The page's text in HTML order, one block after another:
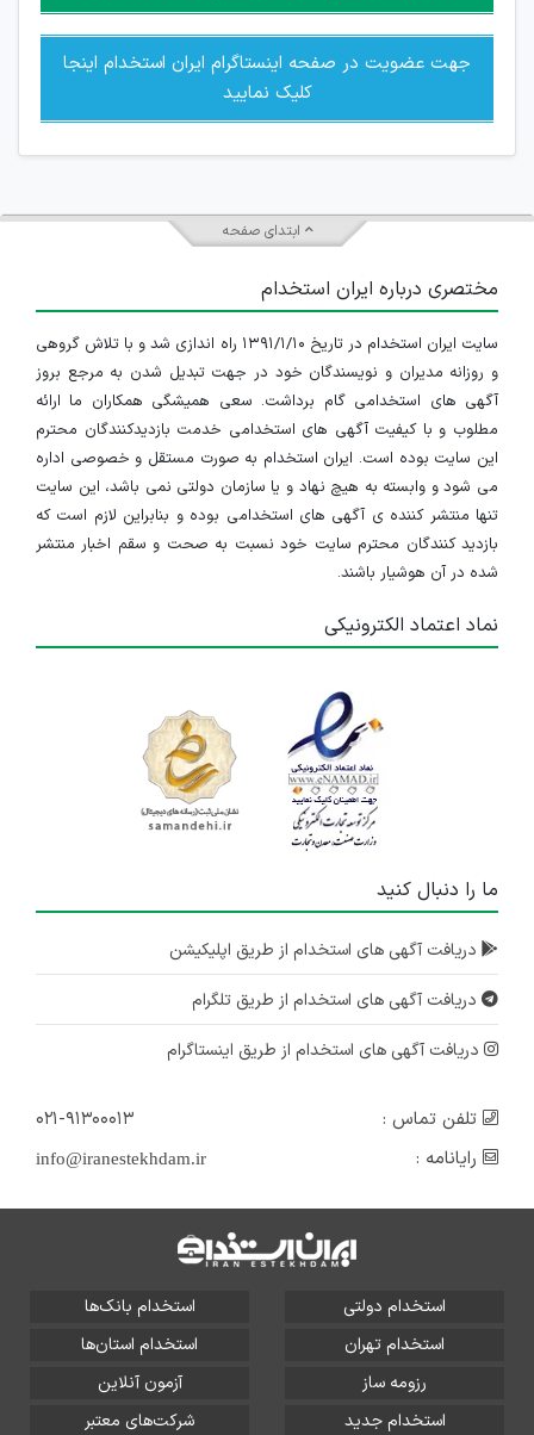
جهت عضویت در صفحه اینستاگرام ایران استخدام اینجا
کلیک نمایید
ابتدای صفحه
مختصری درباره ایران استخدام
سایت ایران استخدام در تاریخ ۱۳۹۱/۱/۱۰ راه اندازی شد و با تلاش گروهی
و روزانه مدیران و نویسندگان خود در جهت تبدیل شدن به مرجع بروز
آگهی های استخدامی گام برداشت. سعی همیشگی همکاران ما ارائه
مطلوب و با کیفیت آگهی های استخدامی خدمت بازدیدکنندگان محترم
این سایت بوده است. ایران استخدام به صورت مستقل و خصوصی اداره
می شود و وابسته به هیچ نهاد و یا سازمان دولتی نمی باشد، این سایت
تنها منتشر کننده ی آگهی های استخدامی بوده و بنابراین لازم است که
بازدید کنندگان محترم سایت خود نسبت به صحت و سقم اخبار منتشر
شده در آن هوشیار باشند.
نماد اعتماد الکترونیکی
ما را دنبال کنید
دریافت آگهی های استخدام از طریق اپلیکیشن
دریافت آگهی های استخدام از طریق تلگرام
دریافت آگهی های استخدام از طریق اینستاگرام
تلفن تماس :
۰۲۱-۹۱۳۰۰۰۱۳
رایانامه :
info@iranestekhdam.ir
استخدام دولتی
استخدام بانک‌ها
استخدام تهران
استخدام استان‌ها
رزومه ساز
آزمون آنلاین
استخدام جدید
شرکت‌های معتبر